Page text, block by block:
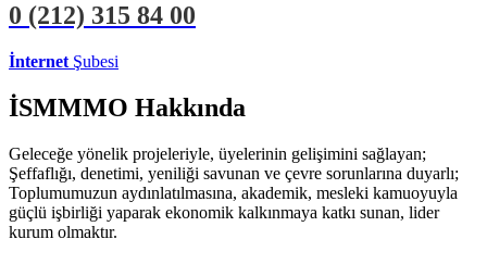
0 (212) 315 84 00
İnternet Şubesi
İSMMMO Hakkında
Geleceğe yönelik projeleriyle, üyelerinin gelişimini sağlayan;
Şeffaflığı, denetimi, yeniliği savunan ve çevre sorunlarına duyarlı;
Toplumumuzun aydınlatılmasına, akademik, mesleki kamuoyuyla
güçlü işbirliği yaparak ekonomik kalkınmaya katkı sunan, lider
kurum olmaktır.